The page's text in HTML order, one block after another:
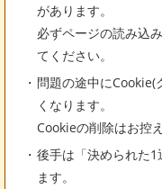
があります。
必ずページの読み込
てください。
問題の途中にCookie(
くなります。
Cookieの削除はお控
後手は「決められた1
ます。